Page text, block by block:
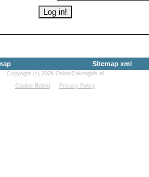
Sitemap xml
Copyright (c) 2026 OnlineZakengids.nl
Cookie Beleid
Privacy Policy